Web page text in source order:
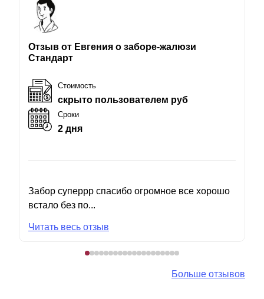
Отзыв от Евгения о заборе-жалюзи
Стандарт
Стоимость
скрыто пользователем руб
Сроки
2 дня
Забор суперрр спасибо огромное все хорошо
встало без по...
Читать весь отзыв
Больше отзывов